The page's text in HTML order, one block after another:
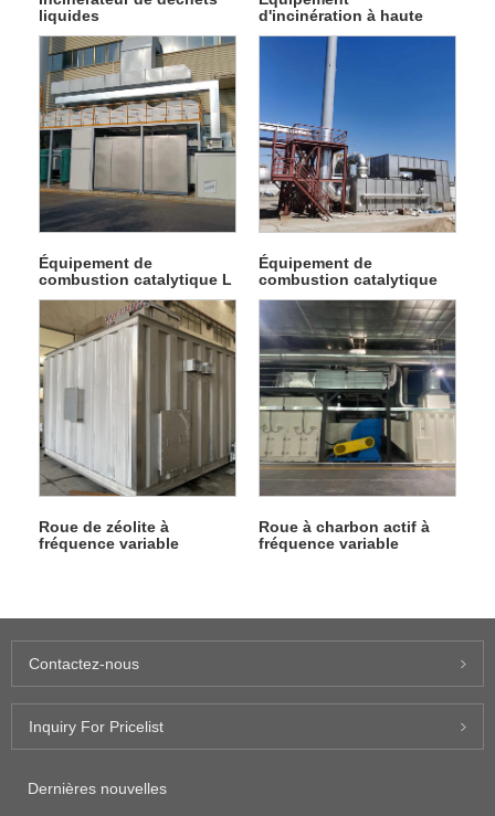
liquides
d'incinération à haute
température à
combustion directe
Équipement de
combustion catalytique L
Équipement de
combustion catalytique
L1
Roue de zéolite à
fréquence variable
Roue à charbon actif à
fréquence variable
Contactez-nous
Inquiry For Pricelist
Dernières nouvelles